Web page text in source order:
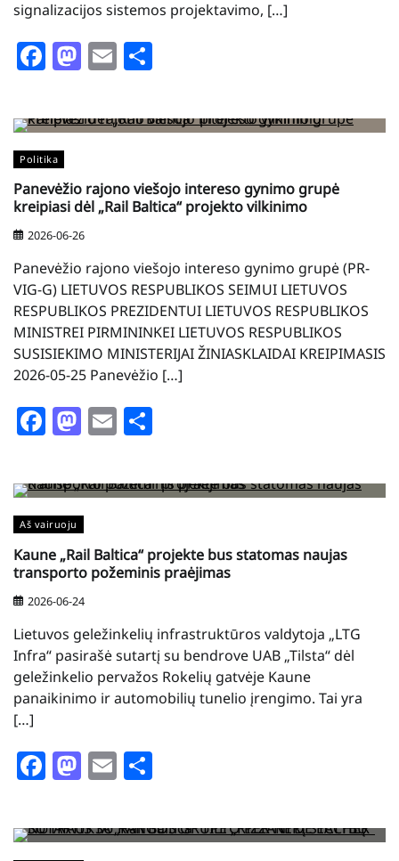
signalizacijos sistemos projektavimo, […]
Facebook
Mastodon
Email
Politika
Panevėžio rajono viešojo intereso gynimo grupė
kreipiasi dėl „Rail Baltica“ projekto vilkinimo
2026-06-26
Panevėžio rajono viešojo intereso gynimo grupė (PR-
VIG-G) LIETUVOS RESPUBLIKOS SEIMUI LIETUVOS
RESPUBLIKOS PREZIDENTUI LIETUVOS RESPUBLIKOS
MINISTREI PIRMININKEI LIETUVOS RESPUBLIKOS
SUSISIEKIMO MINISTERIJAI ŽINIASKLAIDAI KREIPIMASIS
2026-05-25 Panevėžio […]
Facebook
Mastodon
Email
Aš vairuoju
Kaune „Rail Baltica“ projekte bus statomas naujas
transporto požeminis praėjimas
2026-06-24
Lietuvos geležinkelių infrastruktūros valdytoja „LTG
Infra“ pasirašė sutartį su bendrove UAB „Tilsta“ dėl
geležinkelio pervažos Rokelių gatvėje Kaune
panaikinimo ir automobilių tunelio įrengimo. Tai yra
[…]
Facebook
Mastodon
Email